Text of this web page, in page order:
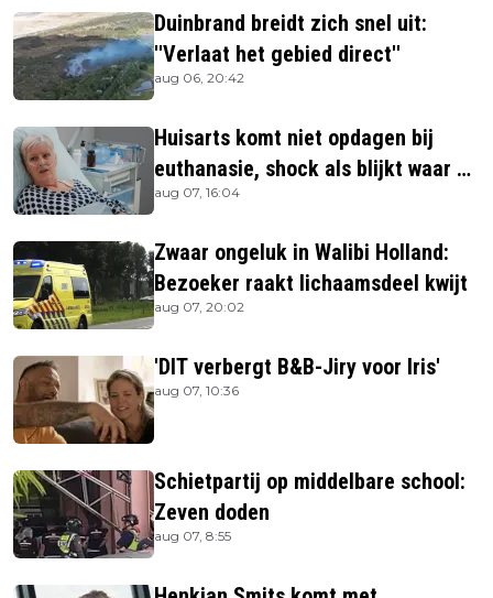
Duinbrand breidt zich snel uit:
''Verlaat het gebied direct''
aug 06, 20:42
Huisarts komt niet opdagen bij
euthanasie, shock als blijkt waar ze
is
aug 07, 16:04
Zwaar ongeluk in Walibi Holland:
Bezoeker raakt lichaamsdeel kwijt
aug 07, 20:02
'DIT verbergt B&B-Jiry voor Iris'
aug 07, 10:36
Schietpartij op middelbare school:
Zeven doden
aug 07, 8:55